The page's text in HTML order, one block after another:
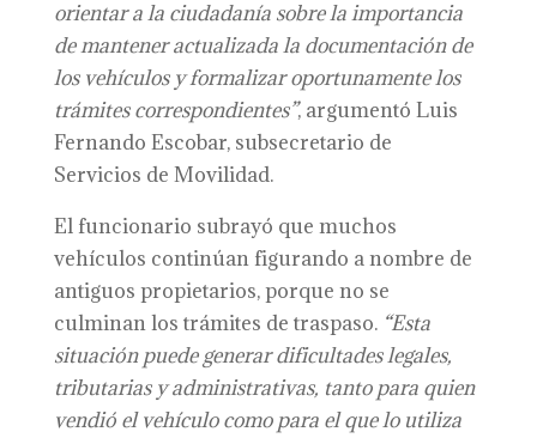
orientar a la ciudadanía sobre la importancia
de mantener actualizada la documentación de
los vehículos y formalizar oportunamente los
trámites correspondientes”, argumentó Luis
Fernando Escobar, subsecretario de
Servicios de Movilidad.
El funcionario subrayó que muchos
vehículos continúan figurando a nombre de
antiguos propietarios, porque no se
culminan los trámites de traspaso. “Esta
situación puede generar dificultades legales,
tributarias y administrativas, tanto para quien
vendió el vehículo como para el que lo utiliza